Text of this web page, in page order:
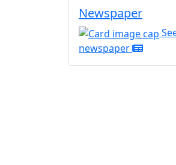
Newspaper
newspaper